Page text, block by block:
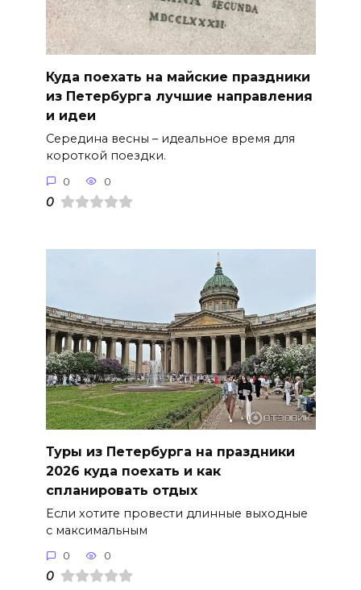
Куда поехать на майские праздники
из Петербурга лучшие направления
и идеи
Середина весны – идеальное время для
короткой поездки.
0 0
0
Туры из Петербурга на праздники
2026 куда поехать и как
спланировать отдых
Если хотите провести длинные выходные
с максимальным
0 0
0